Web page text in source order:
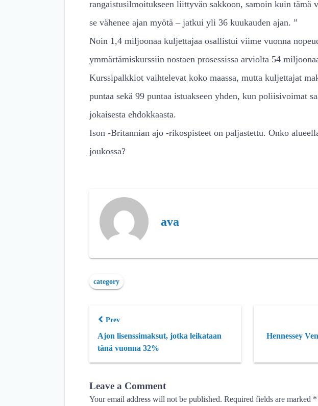
rangaistusilmoitukseen liittyvän sakkoon, samoin kuin tämä
se vähenee ajan myötä – jatkui yli 36 kuukauden ajan. ”
Noin 1,4 miljoonaa kuljettajaa osallistui viime vuonna
ymmärtämiskurssiin nostaen prosessissa arviolta 54
Kurssipalkkiot vaihtelevat koko maassa, mutta kuljettajat
puntaa sekä 99 puntaa istuakseen yhden, kun poliisivoimat
jokaisesta ehdokkaasta.
Ison -Britannian ajo -rikospisteet on paljastettu. Onko
joukossa?
ava
category
Prev
Ajon lisenssimaksut, jotka leikataan
tänä vuonna 32%
Hennessey
Leave a Comment
Your email address will not be published. Required fields are marked *